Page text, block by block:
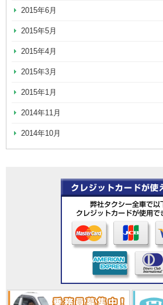
2015年6月
2015年5月
2015年4月
2015年3月
2015年1月
2014年11月
2014年10月